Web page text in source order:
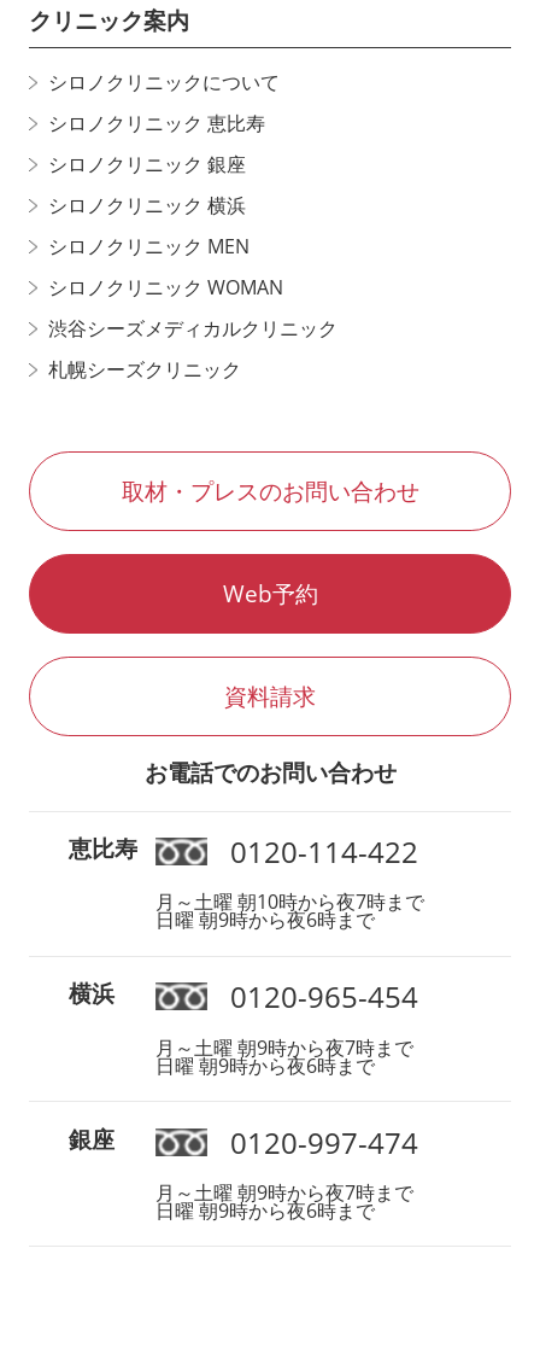
クリニック案内
シロノクリニックについて
シロノクリニック 恵比寿
シロノクリニック 銀座
シロノクリニック 横浜
シロノクリニック MEN
シロノクリニック WOMAN
渋谷シーズメディカルクリニック
札幌シーズクリニック
取材・プレスのお問い合わせ
Web予約
資料請求
お電話でのお問い合わせ
恵比寿 0120-114-422
月～土曜 朝10時から夜7時まで
日曜 朝9時から夜6時まで
横浜 0120-965-454
月～土曜 朝9時から夜7時まで
日曜 朝9時から夜6時まで
銀座 0120-997-474
月～土曜 朝9時から夜7時まで
日曜 朝9時から夜6時まで